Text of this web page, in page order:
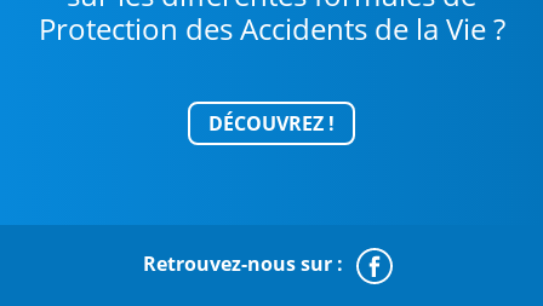
Protection des Accidents de la Vie ?
DÉCOUVREZ !
Retrouvez-nous sur :